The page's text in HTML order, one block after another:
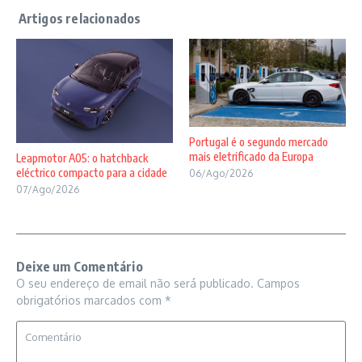
Leapmotor A05: o hatchback
eléctrico compacto para a cidade
07/Ago/2026
Portugal é o segundo mercado
mais eletrificado da Europa
06/Ago/2026
Deixe um Comentário
O seu endereço de email não será publicado. Campos
obrigatórios marcados com *